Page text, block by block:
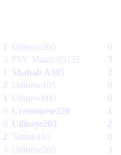
1 Udinese260
0
3 FSV Mainz 05 132
3
1 Shabab A365
2
2 Udinese 105
0
1 Udinese600
0
0 Cremonese220
1
0 Udinese205
2
2 Torino 310
0
3 Udinese260
3